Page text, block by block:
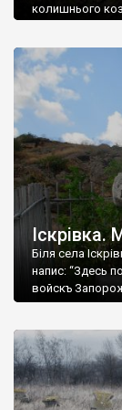
колишнього
що мали 51
видобутку і
купує у
аспиду
Біля села
напис: “Здесь
войскъ
козака
Цибодрига. Він
Запорізького